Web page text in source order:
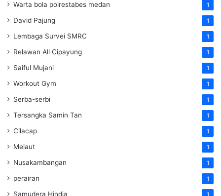
Warta bola polrestabes medan 1
David Pajung 1
Lembaga Survei SMRC 1
Relawan All Cipayung 1
Saiful Mujani 1
Workout Gym 1
Serba-serbi 1
Tersangka Samin Tan 1
Cilacap 1
Melaut 1
Nusakambangan 1
perairan 1
Samudera Hindia 1